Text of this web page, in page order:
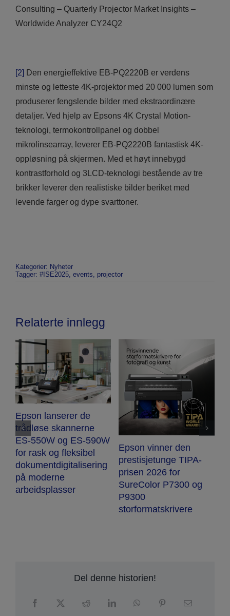
Consulting – Quarterly Projector Market Insights –
Worldwide Analyzer CY24Q2
[2]
Den energieffektive EB-PQ2220B er verdens
minste og letteste 4K-projektor med 20 000 lumen som
produserer fengslende bilder med ekstraordinære
detaljer. Ved hjelp av Epsons 4K Crystal Motion-
teknologi, termokontrollpanel og dobbel
mikrolinsearray, leverer EB-PQ2220B fantastisk 4K-
oppløsning på skjermen. Med et høyt innebygd
kontrastforhold og 3LCD-teknologi bestående av tre
brikker leverer den realistiske bilder beriket med
levende farger og dype svarttoner.
Kategorier: Nyheter
Tagger: #ISE2025, events, projector
Relaterte innlegg
Epson oppnår
EcoVadis Platinum for
bærekraft for andre år
på rad
Epson lanserer DS-
530III dupleks A4-
skanner for rask og
pålitelig digitalisering
av virksomheten